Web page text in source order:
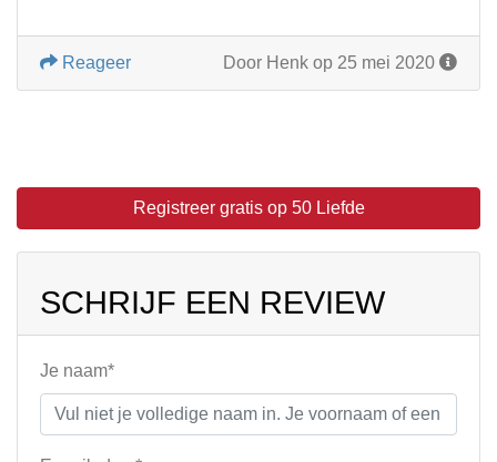
Door Henk op 25 mei 2020
Reageer
Registreer gratis op 50 Liefde
SCHRIJF EEN REVIEW
Je naam*